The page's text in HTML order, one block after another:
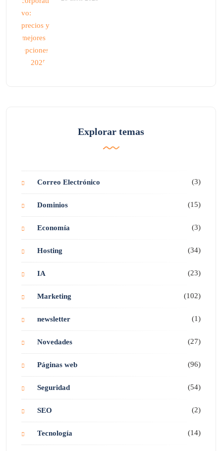
Explorar temas
Correo Electrónico (3)
Dominios (15)
Economía (3)
Hosting (34)
IA (23)
Marketing (102)
newsletter (1)
Novedades (27)
Páginas web (96)
Seguridad (54)
SEO (2)
Tecnología (14)